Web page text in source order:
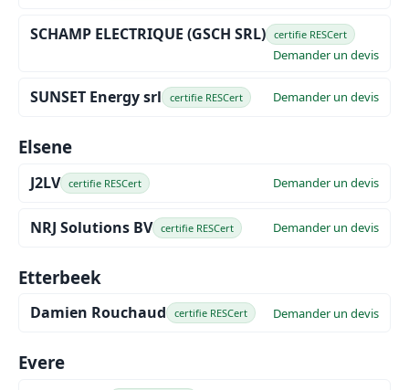
SCHAMP ELECTRIQUE (GSCH SRL) certifie RESCert
Demander un devis
SUNSET Energy srl certifie RESCert Demander un devis
Elsene
J2LV certifie RESCert Demander un devis
NRJ Solutions BV certifie RESCert Demander un devis
Etterbeek
Damien Rouchaud certifie RESCert Demander un devis
Evere